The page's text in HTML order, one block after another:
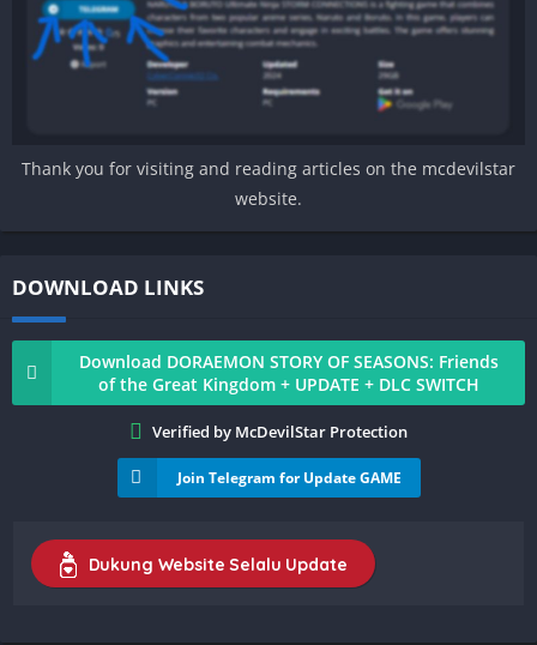
Thank you for visiting and reading articles on the mcdevilstar
website.
DOWNLOAD LINKS
Download DORAEMON STORY OF SEASONS: Friends
of the Great Kingdom + UPDATE + DLC SWITCH
Verified by McDevilStar Protection
Join Telegram for Update GAME
Dukung Website Selalu Update